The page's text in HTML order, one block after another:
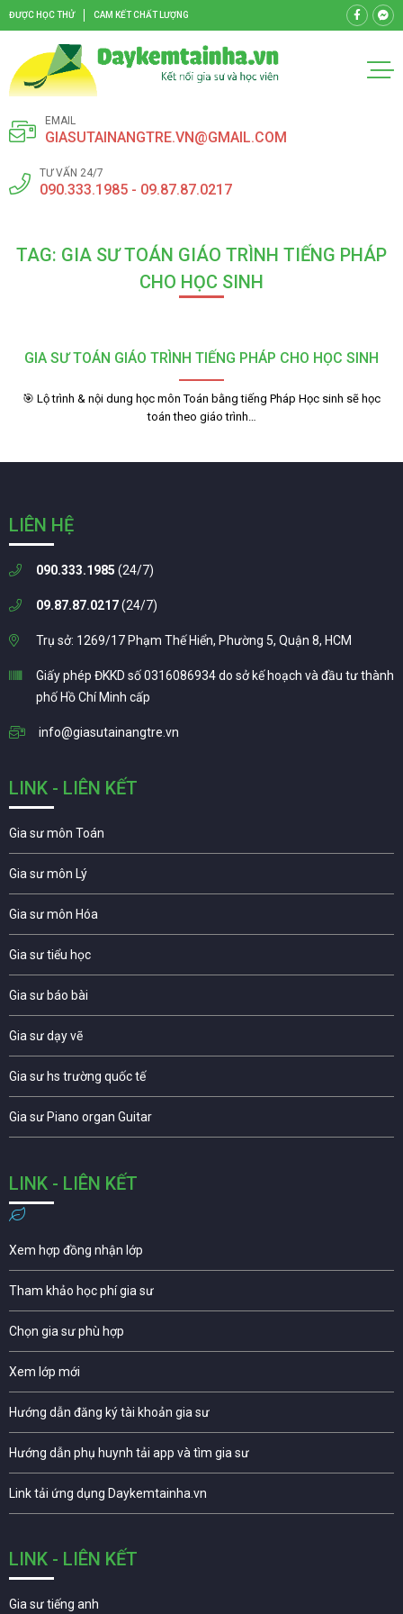
ĐƯỢC HỌC THỬ CAM KẾT CHẤT LƯỢNG
EMAIL
GIASUTAINANGTRE.VN@GMAIL.COM
TƯ VẤN 24/7
090.333.1985 - 09.87.87.0217
TAG: GIA SƯ TOÁN GIÁO TRÌNH TIẾNG PHÁP
CHO HỌC SINH
GIA SƯ TOÁN GIÁO TRÌNH TIẾNG PHÁP CHO HỌC SINH
🎯 Lộ trình & nội dung học môn Toán bằng tiếng Pháp Học sinh sẽ học
toán theo giáo trình…
LIÊN HỆ
090.333.1985 (24/7)
09.87.87.0217(24/7)
Trụ sở: 1269/17 Phạm Thế Hiển, Phường 5, Quận 8, HCM
Giấy phép ĐKKD số 0316086934 do sở kế hoạch và đầu tư thành
phố Hồ Chí Minh cấp
info@giasutainangtre.vn
LINK - LIÊN KẾT
Gia sư môn Toán
Gia sư môn Lý
Gia sư môn Hóa
Gia sư tiểu học
Gia sư báo bài
Gia sư dạy vẽ
Gia sư hs trường quốc tế
Gia sư Piano organ Guitar
LINK - LIÊN KẾT
Xem hợp đồng nhận lớp
Tham khảo học phí gia sư
Chọn gia sư phù hợp
Xem lớp mới
Hướng dẫn đăng ký tài khoản gia sư
Hướng dẫn phụ huynh tải app và tìm gia sư
Link tải ứng dụng Daykemtainha.vn
LINK - LIÊN KẾT
Gia sư tiếng anh